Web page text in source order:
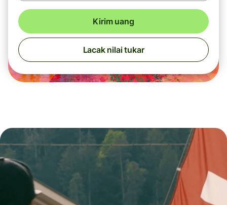
Kirim uang
Lacak nilai tukar